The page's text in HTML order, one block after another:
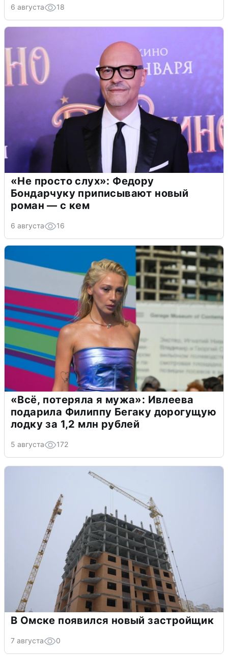
6 августа 18
«Не просто слух»: Федору
Бондарчуку приписывают новый
роман — с кем
6 августа 16
«Всё, потеряла я мужа»: Ивлеева
подарила Филиппу Бегаку дорогущую
лодку за 1,2 млн рублей
5 августа 172
В Омске появился новый застройщик
7 августа 0